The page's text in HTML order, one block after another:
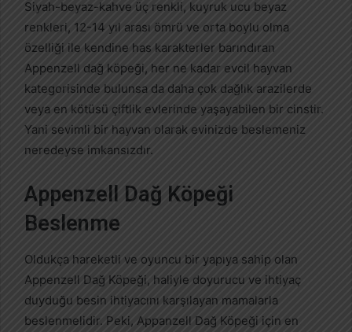
Siyah-beyaz-kahve üç renkli, kuyruk ucu beyaz
renkleri, 12-14 yıl arası ömrü ve orta boylu olma
özelliği ile kendine has karakterler barındıran
Appenzell dağ köpeği, her ne kadar evcil hayvan
kategorisinde bulunsa da daha çok dağlık arazilerde
veya en kötüsü çiftlik evlerinde yaşayabilen bir cinstir.
Yani sevimli bir hayvan olarak evinizde beslemeniz
neredeyse imkansızdır.
Appenzell Dağ Köpeği
Beslenme
Oldukça hareketli ve oyuncu bir yapıya sahip olan
Appenzell Dağ Köpeği, haliyle doyurucu ve ihtiyaç
duyduğu besin ihtiyacını karşılayan mamalarla
beslenmelidir. Peki, Appanzell Dağ Köpeği için en